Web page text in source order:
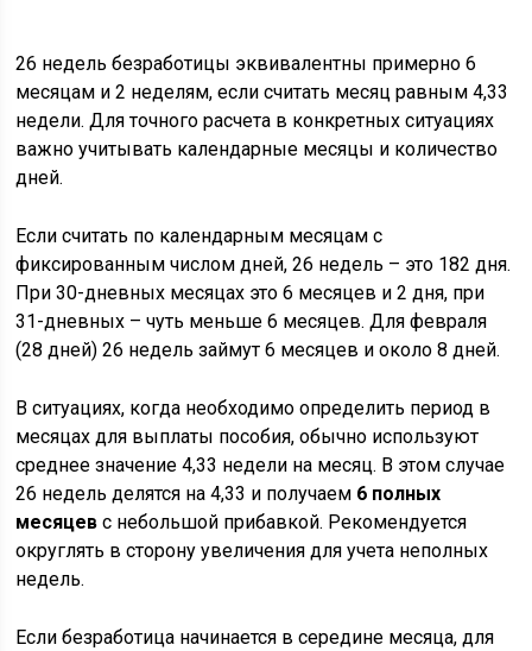
26 недель безработицы эквивалентны примерно 6
месяцам и 2 неделям, если считать месяц равным 4,33
недели. Для точного расчета в конкретных ситуациях
важно учитывать календарные месяцы и количество
дней.
Если считать по календарным месяцам с
фиксированным числом дней, 26 недель – это 182 дня.
При 30-дневных месяцах это 6 месяцев и 2 дня, при
31-дневных – чуть меньше 6 месяцев. Для февраля
(28 дней) 26 недель займут 6 месяцев и около 8 дней.
В ситуациях, когда необходимо определить период в
месяцах для выплаты пособия, обычно используют
среднее значение 4,33 недели на месяц. В этом случае
26 недель делятся на 4,33 и получаем 6 полных
месяцев с небольшой прибавкой. Рекомендуется
округлять в сторону увеличения для учета неполных
недель.
Если безработица начинается в середине месяца, для